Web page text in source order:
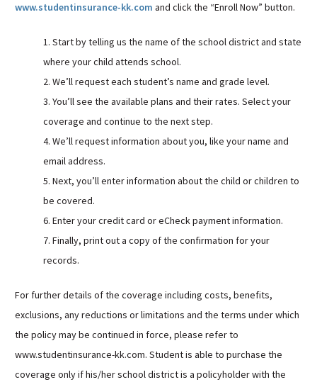
www.studentinsurance-kk.com and click the “Enroll Now” button.
1. Start by telling us the name of the school district and state
where your child attends school.
2. We’ll request each student’s name and grade level.
3. You’ll see the available plans and their rates. Select your
coverage and continue to the next step.
4. We’ll request information about you, like your name and
email address.
5. Next, you’ll enter information about the child or children to
be covered.
6. Enter your credit card or eCheck payment information.
7. Finally, print out a copy of the confirmation for your
records.
For further details of the coverage including costs, benefits,
exclusions, any reductions or limitations and the terms under which
the policy may be continued in force, please refer to
www.studentinsurance-kk.com. Student is able to purchase the
coverage only if his/her school district is a policyholder with the